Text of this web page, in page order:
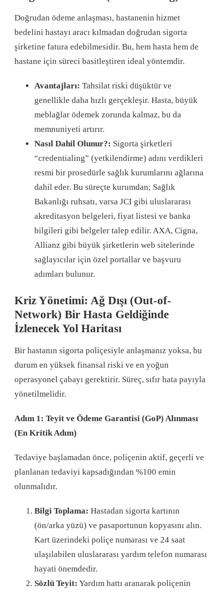
Doğrudan ödeme anlaşması, hastanenin hizmet
bedelini hastayı aracı kılmadan doğrudan sigorta
şirketine fatura edebilmesidir. Bu, hem hasta hem de
hastane için süreci basitleştiren ideal yöntemdir.
Avantajları: Tahsilat riski düşüktür ve
genellikle daha hızlı gerçekleşir. Hasta, büyük
meblağlar ödemek zorunda kalmaz, bu da
memnuniyeti artırır.
Nasıl Dahil Olunur?: Sigorta şirketleri
“credentialing” (yetkilendirme) adını verdikleri
resmi bir prosedürle sağlık kurumlarını ağlarına
dahil eder. Bu süreçte kurumdan; Sağlık
Bakanlığı ruhsatı, varsa JCI gibi uluslararası
akreditasyon belgeleri, fiyat listesi ve banka
bilgileri gibi belgeler talep edilir. AXA, Cigna,
Allianz gibi büyük şirketlerin web sitelerinde
sağlayıcılar için özel portallar ve başvuru
adımları bulunur.
Kriz Yönetimi: Ağ Dışı (Out-of-
Network) Bir Hasta Geldiğinde
İzlenecek Yol Haritası
Bir hastanın sigorta poliçesiyle anlaşmanız yoksa, bu
durum en yüksek finansal riski ve en yoğun
operasyonel çabayı gerektirir. Süreç, sıfır hata payıyla
yönetilmelidir.
Adım 1: Teyit ve Ödeme Garantisi (GoP) Alınması
(En Kritik Adım)
Tedaviye başlamadan önce, poliçenin aktif, geçerli ve
planlanan tedaviyi kapsadığından %100 emin
olunmalıdır.
Bilgi Toplama: Hastadan sigorta kartının
(ön/arka yüzü) ve pasaportunun kopyasını alın.
Kart üzerindeki poliçe numarası ve 24 saat
ulaşılabilen uluslararası yardım telefon numarası
hayati önemdedir.
Sözlü Teyit: Yardım hattı aranarak poliçenin